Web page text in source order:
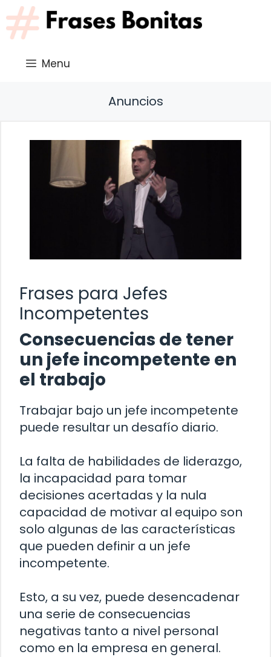
Saltar
al
contenido
Menu
Anuncios
Frases para Jefes
Incompetentes
Consecuencias de tener
un jefe incompetente en
el trabajo
Trabajar bajo un jefe incompetente
puede resultar un desafío diario.
La falta de habilidades de liderazgo,
la incapacidad para tomar
decisiones acertadas y la nula
capacidad de motivar al equipo son
solo algunas de las características
que pueden definir a un jefe
incompetente.
Esto, a su vez, puede desencadenar
una serie de consecuencias
negativas tanto a nivel personal
como en la empresa en general.